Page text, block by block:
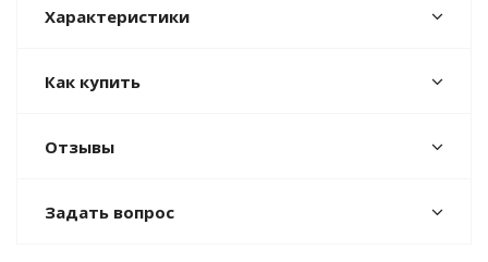
Характеристики
Как купить
Отзывы
Задать вопрос